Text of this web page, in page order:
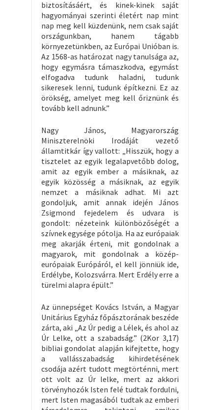
biztosításáért, és kinek-kinek saját
hagyományai szerinti életért nap mint
nap meg kell küzdenünk, nem csak saját
országunkban, hanem tágabb
környezetünkben, az Európai Unióban is.
Az 1568-as határozat nagy tanulsága az,
hogy egymásra támaszkodva, egymást
elfogadva tudunk haladni, tudunk
sikeresek lenni, tudunk építkezni. Ez az
örökség, amelyet meg kell őriznünk és
tovább kell adnunk.”
Nagy János, Magyarország
Miniszterelnöki Irodáját vezető
államtitkár így vallott: „Hisszük, hogy a
tisztelet az egyik legalapvetőbb dolog,
amit az egyik ember a másiknak, az
egyik közösség a másiknak, az egyik
nemzet a másiknak adhat. Mi azt
gondoljuk, amit annak idején János
Zsigmond fejedelem és udvara is
gondolt: nézeteink különbözőségét a
szívnek egysége pótolja. Ha az európaiak
meg akarják érteni, mit gondolnak a
magyarok, mit gondolnak a közép-
európaiak Európáról, el kell jönniük ide,
Erdélybe, Kolozsvárra. Mert Erdély erre a
türelmi alapra épült.”
Az ünnepséget Kovács István, a Magyar
Unitárius Egyház főpásztorának beszéde
zárta, aki „Az Úr pedig a Lélek, és ahol az
Úr Lelke, ott a szabadság.” (2Kor 3,17)
bibliai gondolat alapján kifejtette, hogy
a vallásszabadság kihirdetésének
csodája azért tudott megtörténni, mert
ott volt az Úr lelke, mert az akkori
törvényhozók Isten felé tudtak fordulni,
mert Isten magasából tudtak az emberi